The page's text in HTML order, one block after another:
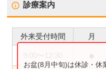
診療案内
外来受付時間 月
お盆(8月中旬)は休診・休